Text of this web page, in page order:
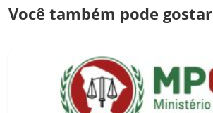
Você também pode gostar